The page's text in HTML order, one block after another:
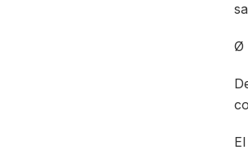
Ø